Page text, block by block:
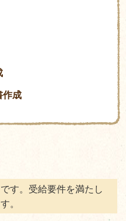
作成
す。受給要件を満たし
。